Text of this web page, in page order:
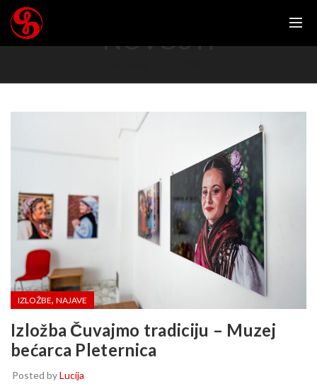
NOVOSTI
IZLOŽBE, NAJAVE
Izložba Čuvajmo tradiciju – Muzej
bećarca Pleternica
Posted byLucija